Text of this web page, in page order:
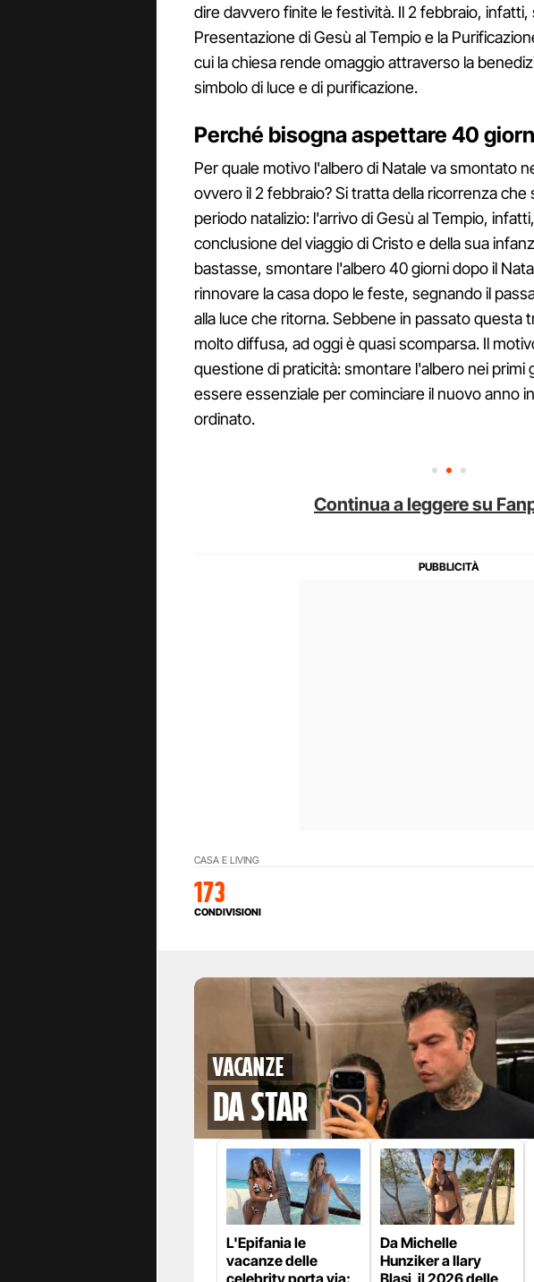
dire davvero finite le festività. Il 2 febbraio, infatti,
Presentazione di Gesù al Tempio e la
cui la chiesa rende omaggio attraverso la
simbolo di luce e di purificazione.
Perché bisogna aspettare 40
Per quale motivo l'albero di Natale va smontato
ovvero il 2 febbraio? Si tratta della ricorrenza che
periodo natalizio: l'arrivo di Gesù al Tempio,
conclusione del viaggio di Cristo e della sua
bastasse, smontare l'albero 40 giorni dopo il
rinnovare la casa dopo le feste, segnando il
alla luce che ritorna. Sebbene in passato questa
molto diffusa, ad oggi è quasi scomparsa. Il
questione di praticità: smontare l'albero nei primi
essere essenziale per cominciare il nuovo anno
ordinato.
Continua a leggere su
CASA E LIVING
173
CONDIVISIONI
Vacanze
da star
L'Epifania le
vacanze delle
celebrity porta via:
Da Michelle
Hunziker a Ilary
Blasi, il 2026 delle